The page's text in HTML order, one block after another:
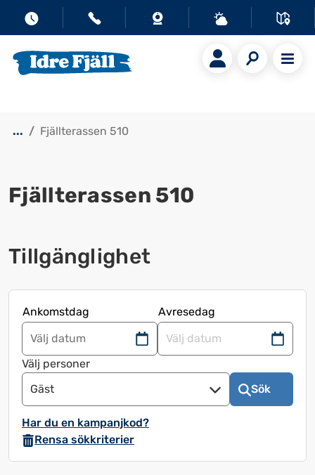
... Fjällterassen 510
Fjällterassen 510
Tillgänglighet
Ankomstdag
Avresedag
Navigera
framåt
för
att
kalendern
och
välja
Navigera
välja
Välj personer
Gäst
Sök
Har du en kampanjkod?
Rensa sökkriterier